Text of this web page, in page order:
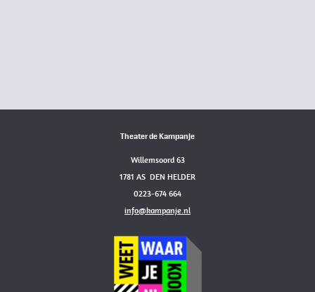
Theater de Kampanje
Willemsoord 63
1781 AS DEN HELDER
0223-674 664
info@kampanje.nl